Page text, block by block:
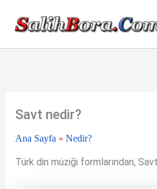
Savt nedir?
Ana Sayfa » Nedir?
Türk din müziği formlarından,